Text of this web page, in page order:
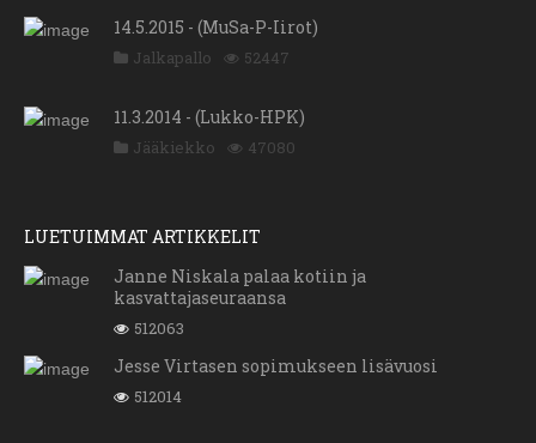
14.5.2015 - (MuSa-P-Iirot)
Jalkapallo 52447
11.3.2014 - (Lukko-HPK)
Jääkiekko 47080
LUETUIMMAT ARTIKKELIT
Janne Niskala palaa kotiin ja
kasvattajaseuraansa
512063
Jesse Virtasen sopimukseen lisävuosi
512014